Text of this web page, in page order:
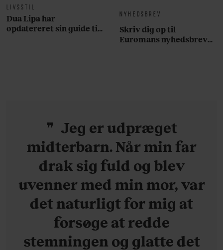
LIVSSTIL
Dua Lipa har
opdatereret sin guide til
NYHEDSBREV
Skriv dig op til
Euromans nyhedsbrev
Jeg er udpræget
midterbarn. Når min far
drak sig fuld og blev
uvenner med min mor, var
det naturligt for mig at
forsøge at redde
stemningen og glatte det